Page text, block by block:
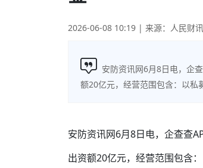
2026-06-08 10:19 | 来源：人民财讯
安防资讯网6月8日电，企
额20亿元，经营范围包含：以私
安防资讯网6月8日电， 企查查
出资额20亿元，经营范围包含